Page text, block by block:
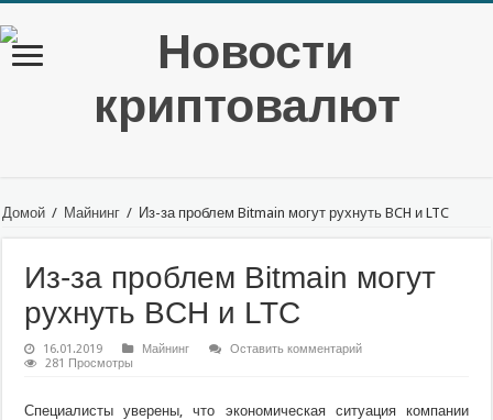
Домой / Майнинг / Из-за проблем Bitmain могут рухнуть BCH и LTC
Из-за проблем Bitmain могут
рухнуть BCH и LTC
16.01.2019 Майнинг
Оставить комментарий
281 Просмотры
Специалисты уверены, что экономическая ситуация компании